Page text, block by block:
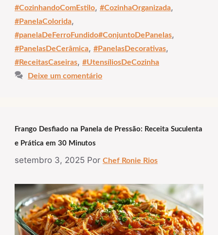
#CozinhandoComEstilo, #CozinhaOrganizada,
#PanelaColorida,
#panelaDeFerroFundido#ConjuntoDePanelas,
#PanelasDeCerâmica, #PanelasDecorativas,
#ReceitasCaseiras, #UtensíliosDeCozinha
Deixe um comentário
Frango Desfiado na Panela de Pressão: Receita Suculenta
e Prática em 30 Minutos
setembro 3, 2025 Por Chef Ronie Rios